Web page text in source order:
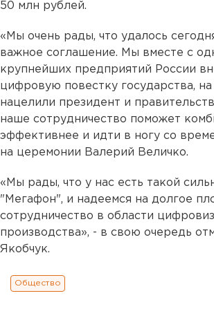
50 млн рублей.
«Мы очень рады, что удалось
важное соглашение. Мы вместе с
крупнейших предприятий России
цифровую повестку государства,
нацелили президент и
наше сотрудничество поможет
эффективнее и идти в ногу со
на церемонии Валерий Величко.
«Мы рады, что у нас есть такой
"Мегафон", и надеемся на долгое
сотрудничество в области
производства», - в свою очередь
Якобчук.
Общество